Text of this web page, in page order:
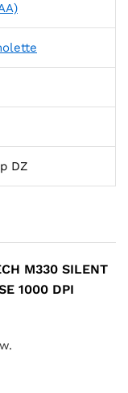
DZ
M330 SILENT
1000 DPI